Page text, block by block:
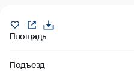
Площадь
Подъезд